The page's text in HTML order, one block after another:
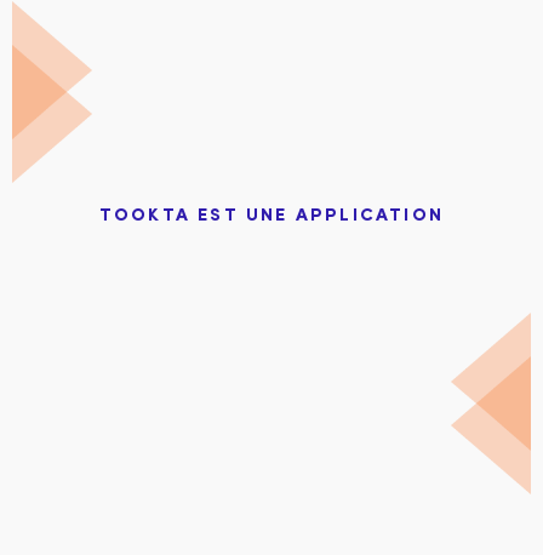
TOOKTA EST UNE APPLICATION